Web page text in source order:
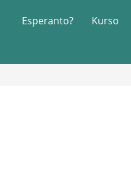
Esperanto? Kurso